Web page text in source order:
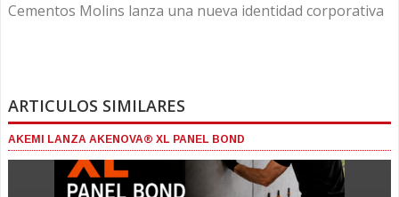
Cementos Molins lanza una nueva identidad corporativa
ARTICULOS SIMILARES
AKEMI LANZA AKENOVA® XL PANEL BOND